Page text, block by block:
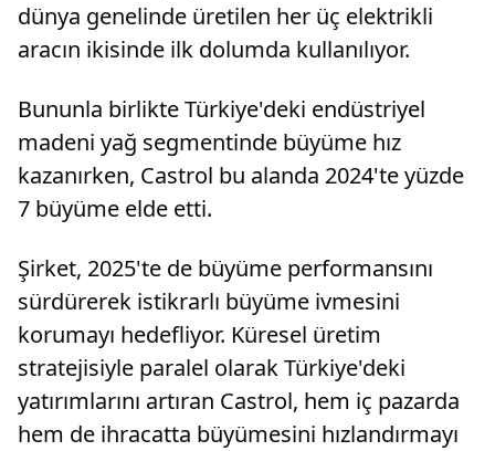
dünya genelinde üretilen her üç elektrikli
aracın ikisinde ilk dolumda kullanılıyor.
Bununla birlikte Türkiye'deki endüstriyel
madeni yağ segmentinde büyüme hız
kazanırken, Castrol bu alanda 2024'te yüzde
7 büyüme elde etti.
Şirket, 2025'te de büyüme performansını
sürdürerek istikrarlı büyüme ivmesini
korumayı hedefliyor. Küresel üretim
stratejisiyle paralel olarak Türkiye'deki
yatırımlarını artıran Castrol, hem iç pazarda
hem de ihracatta büyümesini hızlandırmayı